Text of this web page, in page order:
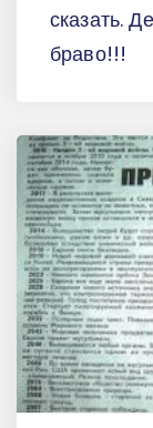
сказать.
браво!!!